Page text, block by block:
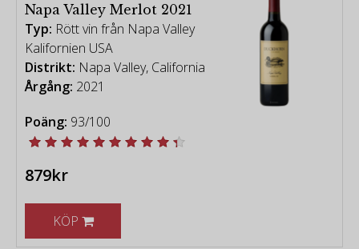
Napa Valley Merlot 2021
Typ: Rött vin från Napa Valley
Kalifornien USA
Distrikt: Napa Valley, California
Årgång: 2021
Poäng: 93/100
879kr
KÖP